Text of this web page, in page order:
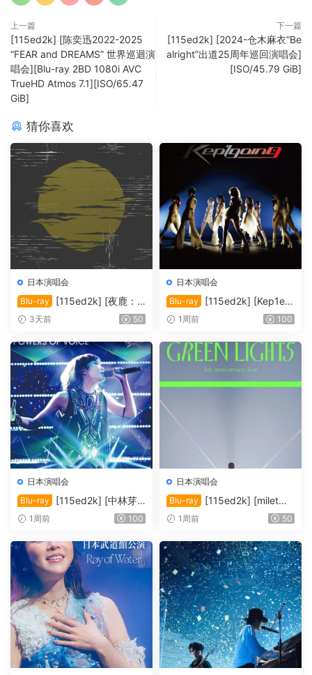
上一篇
[115ed2k] [陈奕迅2022-2025
“FEAR and DREAMS” 世界巡迴演
唱会][Blu-ray 2BD 1080i AVC
TrueHD Atmos 7.1][ISO/65.47
GiB]
下一篇
[115ed2k] [2024-仓木麻衣“Be
alright”出道25周年巡回演唱会]
[ISO/45.79 GiB]
猜你喜欢
日本演唱会
Blu-ray
[115ed2k] [夜鹿：2
022「月光」演唱会][MKV/1
AC2.0.x264]
3天前 50
日本演唱会
Blu-ray
[115ed2k] [Kep1er
日本演唱会2024][ISO/42.36
1周前 100
日本演唱会
Blu-ray
[115ed2k] [中林芽
依-2016纪念演唱会][ISO/39.
1周前 100
日本演唱会
Blu-ray
[115ed2k] [milet：
出道五周年纪念演唱会「GRE
节]][MKV/5.71 GiB]
1周前 50